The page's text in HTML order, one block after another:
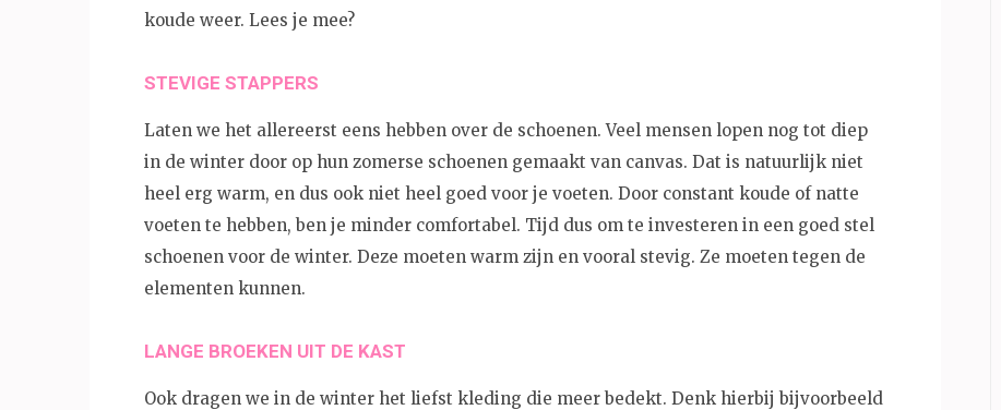
koude weer. Lees je mee?
STEVIGE STAPPERS
Laten we het allereerst eens hebben over de schoenen. Veel mensen lopen nog tot diep
in de winter door op hun zomerse schoenen gemaakt van canvas. Dat is natuurlijk niet
heel erg warm, en dus ook niet heel goed voor je voeten. Door constant koude of natte
voeten te hebben, ben je minder comfortabel. Tijd dus om te investeren in een goed stel
schoenen voor de winter. Deze moeten warm zijn en vooral stevig. Ze moeten tegen de
elementen kunnen.
LANGE BROEKEN UIT DE KAST
Ook dragen we in de winter het liefst kleding die meer bedekt. Denk hierbij bijvoorbeeld